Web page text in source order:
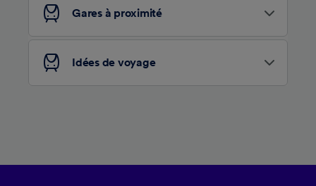
Gares à proximité
Idées de voyage
services.